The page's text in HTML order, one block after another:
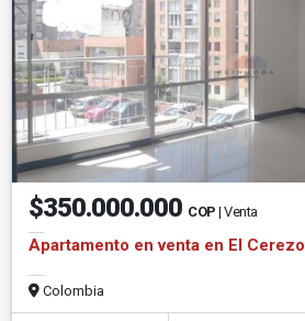
$350.000.000 COP | Venta
Apartamento en venta en El Cerezo
Colombia